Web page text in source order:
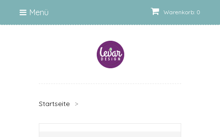
Warenkorb: 0
Menü
Startseite >